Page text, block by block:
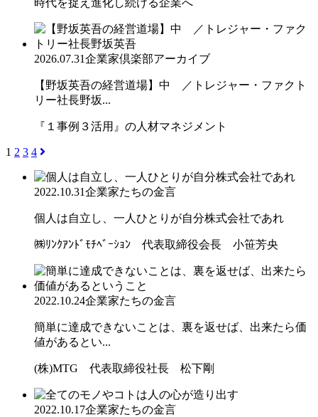
2026.07.31企業家倶楽部アーカイブ
【野坂英吾の経営道場】中 ／トレジャー・ファクト
リー社長野坂...
『１事例３活用』の人材マネジメント
1 2 3 4
2022.10.31企業家たちの金言
個人は自立し、一人ひとりが自分株式会社であれ
㈱ﾘﾝｸｱﾝﾄﾞﾓﾁﾍﾞｰｼｮﾝ 代表取締役会長 小笹芳央
2022.10.24企業家たちの金言
簡単に達成できないことは、裏を返せば、出来たら価
値があるとい...
(株)MTG 代表取締役社長 松下剛
2022.10.17企業家たちの金言